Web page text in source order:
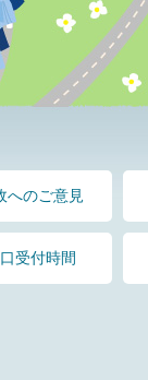
へのご意見
受付時間